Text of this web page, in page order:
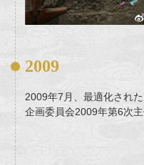
2009
2009年7月、最適化され
企画委員会2009年第6次